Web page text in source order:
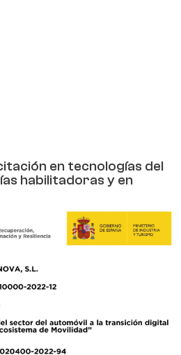
en tecnologías del
habilitadoras y en